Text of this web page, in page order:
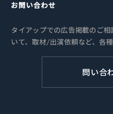
お問い合わせ
タイアップでの広告掲載のご
いて、取材/出演依頼など、各
問い合